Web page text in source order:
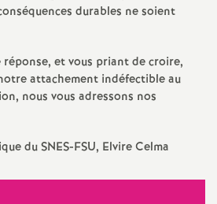
durables ne soient
et vous priant de croire,
attachement indéfectible au
nous vous adressons nos
du SNES-FSU, Elvire Celma